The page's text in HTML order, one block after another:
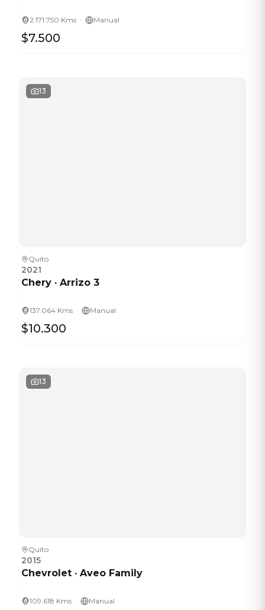
2.171.750 Kms · Manual
$7.500
13
Quito
2021
Chery · Arrizo 3
137.064 Kms · Manual
$10.300
13
Quito
2015
Chevrolet · Aveo Family
109.618 Kms · Manual